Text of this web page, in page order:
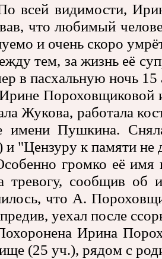
видимости, Ирина
что любимый
и очень скоро
тем, за жизнь её
в пасхальную ночь 15
Пороховщиковой
Жукова, работала
имени Пушкина.
и "Цензуру к памяти
громко её имя
тревогу, сообщив об
что А.
уехал после
Ирина
(25 уч.), рядом с